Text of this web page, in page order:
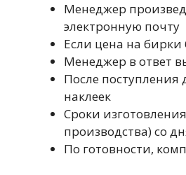
Менеджер
электронную почту
Если цена на
Менеджер в ответ
После
наклеек
Сроки
производства) со
По готовности,